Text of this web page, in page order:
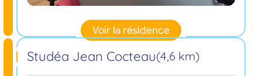
Voir la résidence
Studéa Jean Cocteau(4,6 km)